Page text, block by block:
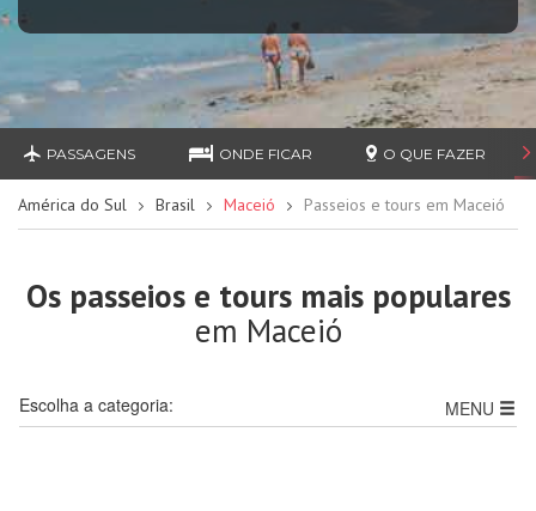
PASSAGENS ONDE FICAR O QUE FAZER
América do Sul Brasil Maceió Passeios e tours em Maceió
Os passeios e tours mais populares
em Maceió
MENU
Escolha a categoria: